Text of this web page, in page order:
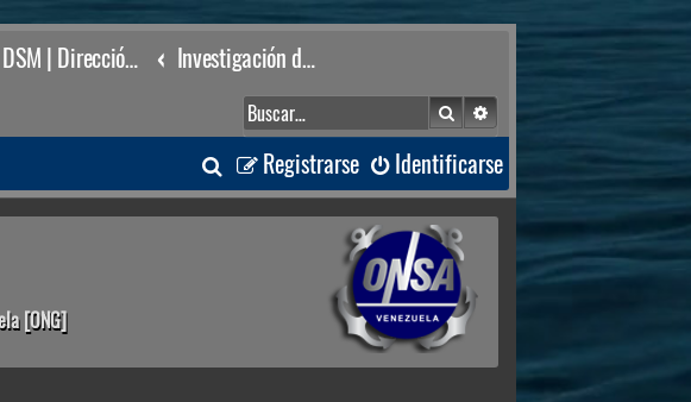
DSM | Dirección de Seguridad Marítima Investigación de Accidentes
BuscarBúsqueda avanzada
Identificarse
Registrarse
B
u
a
[ONG]